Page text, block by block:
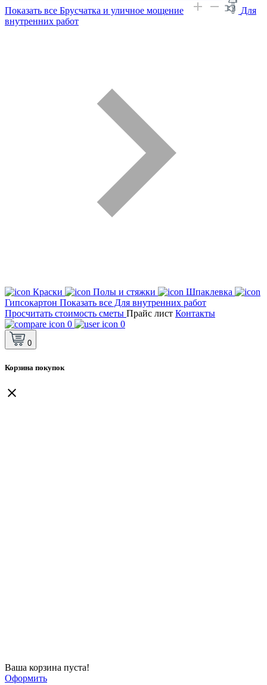
Показать все Брусчатка и уличное мощение
Для
внутренних работ
Краски Полы и стяжки
Шпаклевка
Гипсокартон Показать все Для внутренних работ
Просчитать стоимость сметы Прайс лист Контакты
0
0
0
Корзина покупок
Ваша корзина пуста!
Оформить